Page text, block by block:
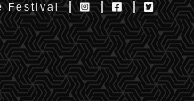
Festival